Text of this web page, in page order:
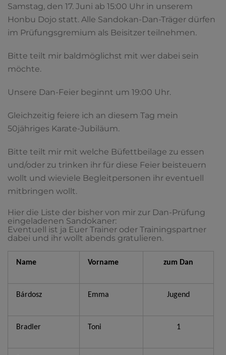
Samstag, den 17. Juni ab 15:00 Uhr in unserem
Honbu Dojo statt. Alle Sandokan-Dan-Träger dürfen
im Prüfungsgremium als Beisitzer teilnehmen.
Bitte teilt mir baldmöglichst mit wer dabei sein
möchte.
Unsere Dan-Feier beginnt um 19:00 Uhr.
Gleichzeitig feiere ich an diesem Tag mein
50jähriges Karate-Jubiläum.
Bitte teilt mir mit welche Büfettbeilage zu essen
und/oder zu trinken ihr für diese Feier beisteuern
wollt und wieviele Begleitpersonen ihr eventuell
mitbringen wollt.
Hier die Liste der bisher von mir zur Dan-Prüfung
eingeladenen Sandokaner:
Eventuell ist ja Euer Trainer oder Trainingspartner
dabei und ihr wollt abends gratulieren.
Name Vorname zum Dan
Bárdosz Emma Jugend
Bradler Toni 1